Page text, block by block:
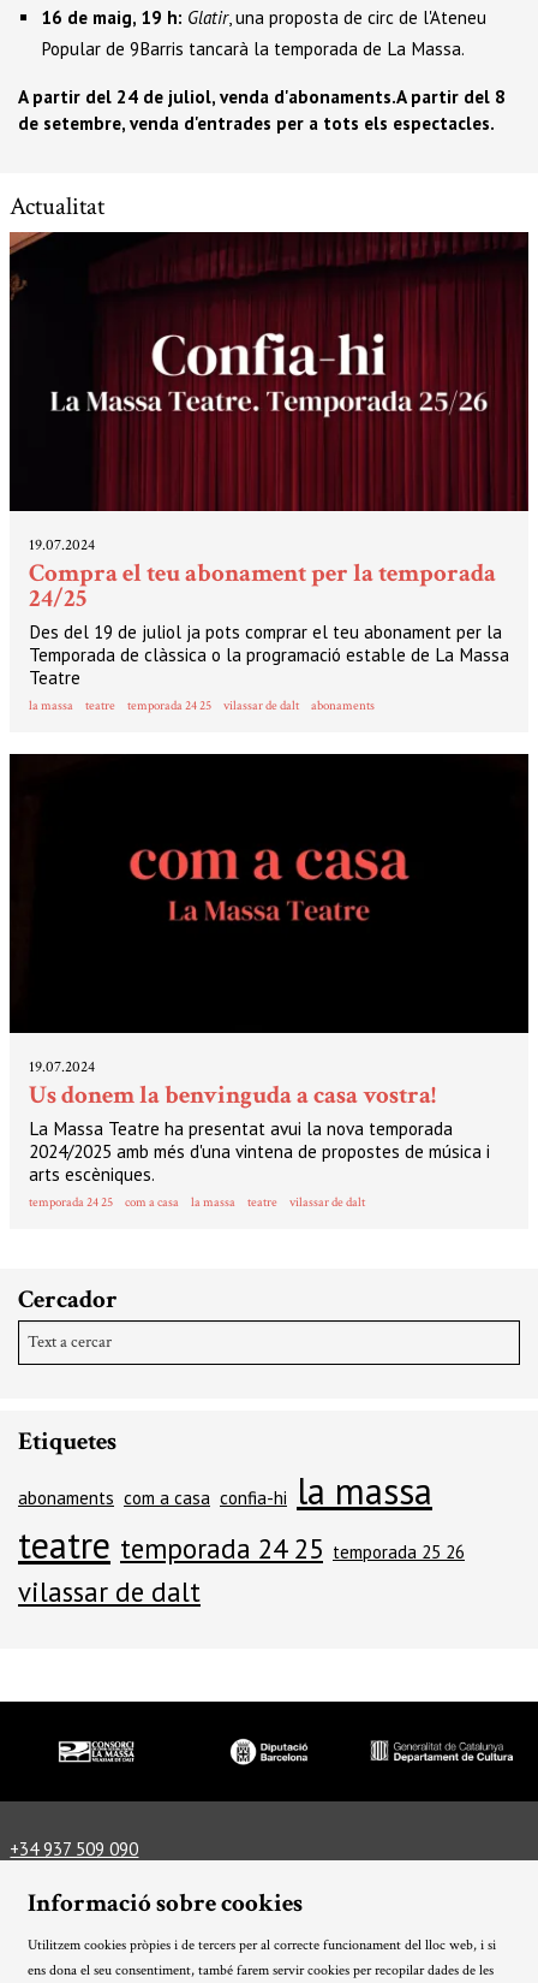
16 de maig, 19 h: Glatir, una proposta de circ de l'Ateneu
Popular de 9Barris tancarà la temporada de La Massa.
A partir del 24 de juliol, venda d'abonaments.A partir del 8
de setembre, venda d'entrades per a tots els espectacles.
Actualitat
19.07.2024
Compra el teu abonament per la temporada
24/25
Des del 19 de juliol ja pots comprar el teu abonament per la
Temporada de clàssica o la programació estable de La Massa
Teatre
la massa teatre temporada 24 25 vilassar de dalt abonaments
19.07.2024
Us donem la benvinguda a casa vostra!
La Massa Teatre ha presentat avui la nova temporada
2024/2025 amb més d'una vintena de propostes de música i
arts escèniques.
temporada 24 25 com a casa la massa teatre vilassar de dalt
Cercador
Etiquetes
abonaments com a casa confia-hi
la massa
teatre temporada 24 25 temporada 25 26
vilassar de dalt
Diapositiva 1 de 3
+34 937 509 090
Plaça del Teatre, 3, 08339 Vilassar de Dalt
Com arribar-hi
Informació tècnica
Avís Legal | Ús de Cookies | Política de privacitat |
Informació sobre cookies
Utilitzem cookies pròpies i de tercers per al correcte funcionament del lloc web, i si
ens dona el seu consentiment, també farem servir cookies per recopilar dades de les